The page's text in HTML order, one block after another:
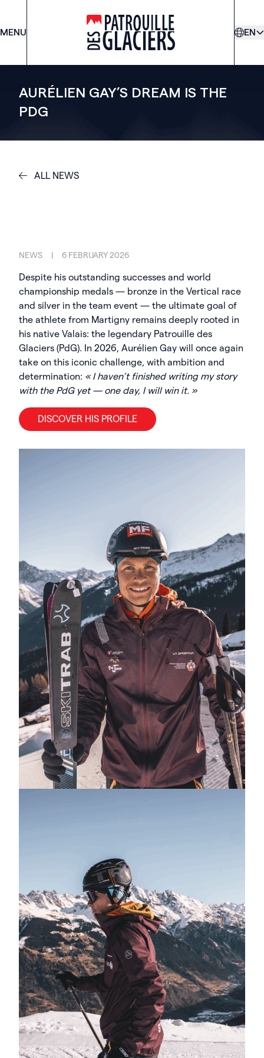
MENU EN
PDG
AURÉLIEN GAY’S DREAM IS THE
PDG
ALL NEWS
NEWS | 6 FEBRUARY 2026
Despite his outstanding successes and world
championship medals — bronze in the Vertical race
and silver in the team event — the ultimate goal of
the athlete from Martigny remains deeply rooted in
his native Valais: the legendary Patrouille des
Glaciers (PdG). In 2026, Aurélien Gay will once again
take on this iconic challenge, with ambition and
determination: « I haven’t finished writing my story
with the PdG yet — one day, I will win it. »
DISCOVER HIS PROFILE